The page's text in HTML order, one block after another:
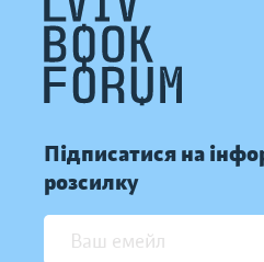
Підписатися на
розсилку